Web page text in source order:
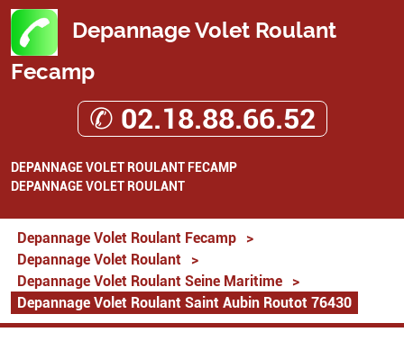
Depannage Volet Roulant
Fecamp
✆ 02.18.88.66.52
DEPANNAGE VOLET ROULANT FECAMP
DEPANNAGE VOLET ROULANT
Depannage Volet Roulant Fecamp
>
Depannage Volet Roulant
>
Depannage Volet Roulant Seine Maritime
>
Depannage Volet Roulant Saint Aubin Routot 76430